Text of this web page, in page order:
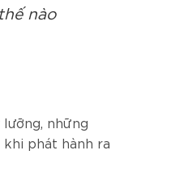
nào
những
phát hành ra